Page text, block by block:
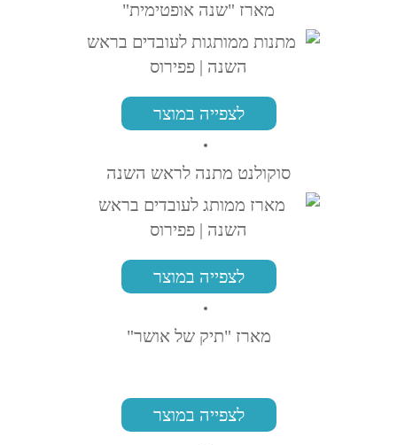
מארז "שנה אופטימית"
לצפייה במוצר
סוקולנט מתנה לראש השנה
לצפייה במוצר
מארז "תיק של אושר"
לצפייה במוצר